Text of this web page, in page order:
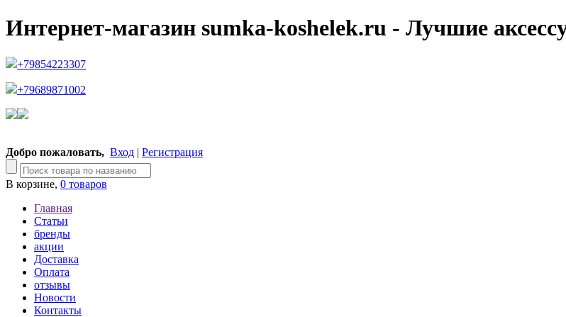
Интернет-магазин sumka-koshelek.ru - Лучшие
+79854223307
+79689871002
Добро пожаловать, Вход | Регистрация
В корзине, 0 товаров
Главная
Статьи
бренды
акции
Доставка
Оплата
отзывы
Новости
Контакты